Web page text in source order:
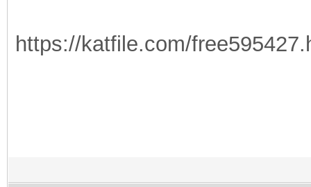
https://katfile.com/